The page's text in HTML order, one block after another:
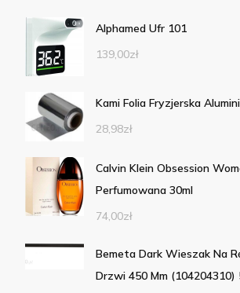
Alphamed Ufr 101
139,00zł
Kami Folia Fryzjerska
28,98zł
Calvin Klein Obsession
Perfumowana 30ml
74,00zł
Bemeta Dark Wieszak Na
Drzwi 450 Mm (104204310)